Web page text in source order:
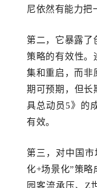
尼依然有能力把
第二，它暴露了
策略的有效性。
集和重启，而
期可预期 ， 但长
具总动员5》 的
有效。
第三， 对中国
化+场景化”策略
园客流承压、 Z